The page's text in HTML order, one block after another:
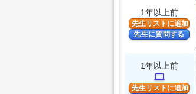
1年以上前
先生リストに追加
先生に質問する
1年以上前
computer
先生リストに追加